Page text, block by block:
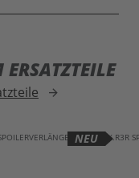
arrow_forward
NEU